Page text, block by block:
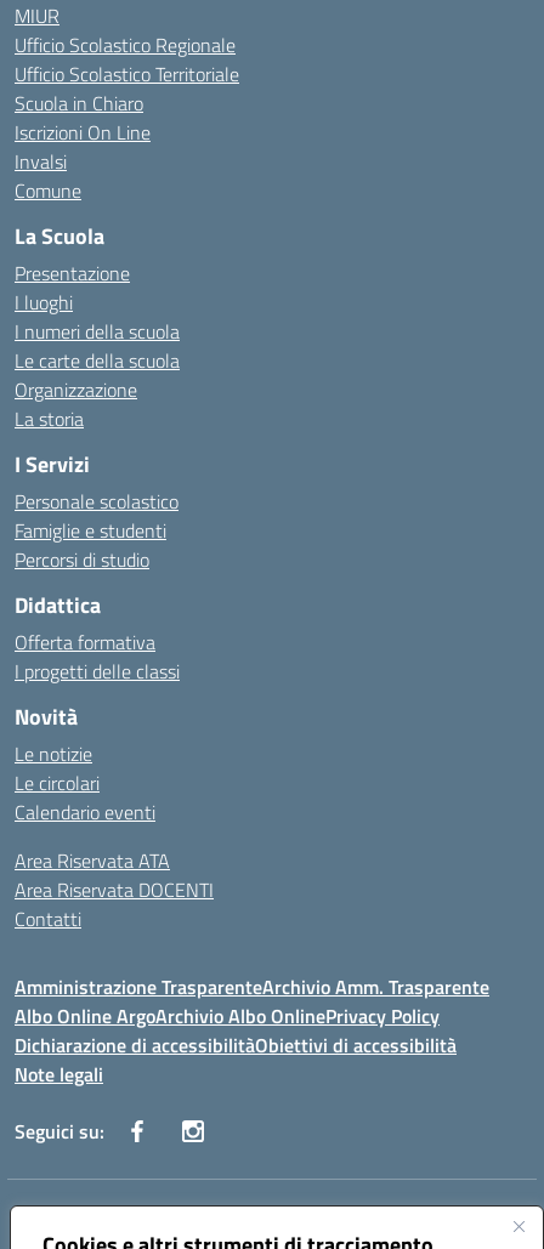
MIUR
Ufficio Scolastico Regionale
Ufficio Scolastico Territoriale
Scuola in Chiaro
Iscrizioni On Line
Invalsi
Comune
La Scuola
Presentazione
I luoghi
I numeri della scuola
Le carte della scuola
Organizzazione
La storia
I Servizi
Personale scolastico
Famiglie e studenti
Percorsi di studio
Didattica
Offerta formativa
I progetti delle classi
Novità
Le notizie
Le circolari
Calendario eventi
Area Riservata ATA
Area Riservata DOCENTI
Contatti
Amministrazione TrasparenteArchivio Amm. Trasparente
Albo Online ArgoArchivio Albo OnlinePrivacy Policy
Dichiarazione di accessibilitàObiettivi di accessibilità
Note legali
Seguici su:
Indirizzo:
Centralino:0823 742191 Email:CEIC8BC00Q@istruzione.it